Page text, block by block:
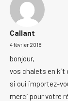
Callant
4 février 2018
bonjour,
vos chalets en kit
si oui importez-
merci pour votre